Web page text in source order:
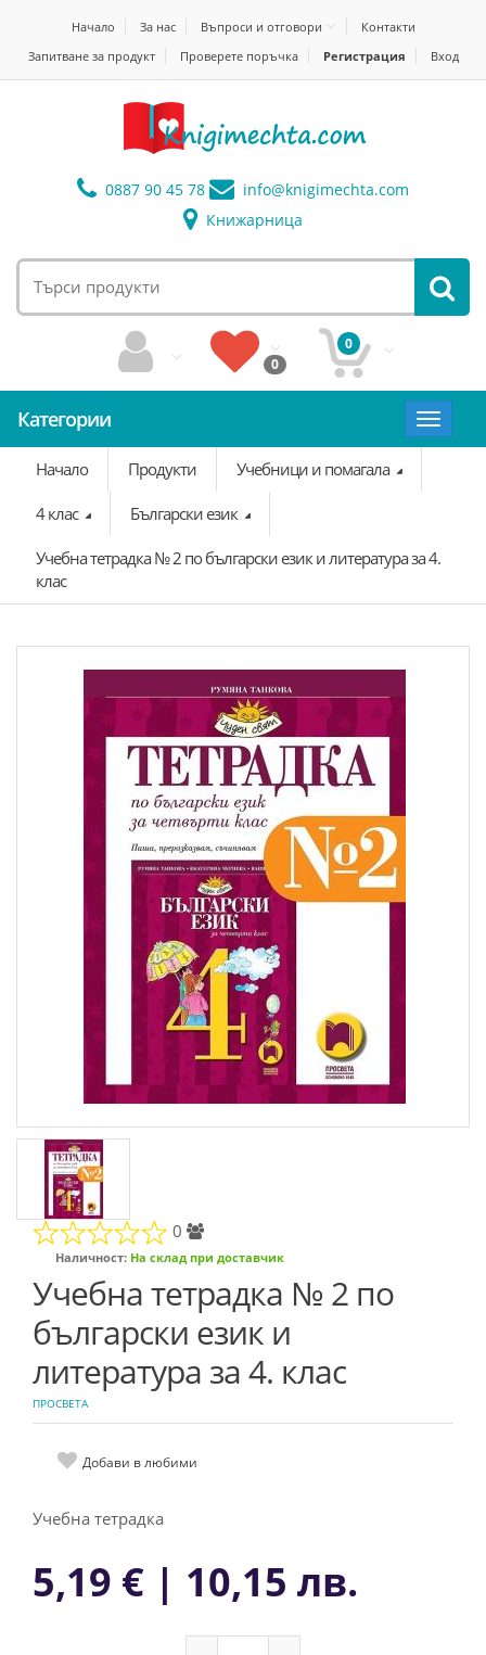
Начало За нас Въпроси и отговори
Контакти
Запитване за продукт
Проверете поръчка Регистрация Вход
0887 90 45 78 info@knigimechta.com
Книжарница
0
0
Категории
Toggle
Начало
Продукти Учебници и помагала
4 клас Български език
Учебна тетрадка № 2 по български език и литература за 4.
клас
0
Наличност: На склад при доставчик
Учебна тетрадка № 2 по
български език и
литература за 4. клас
ПРОСВЕТА
Добави в любими
Учебна тетрадка
5,19 € | 10,15 лв.